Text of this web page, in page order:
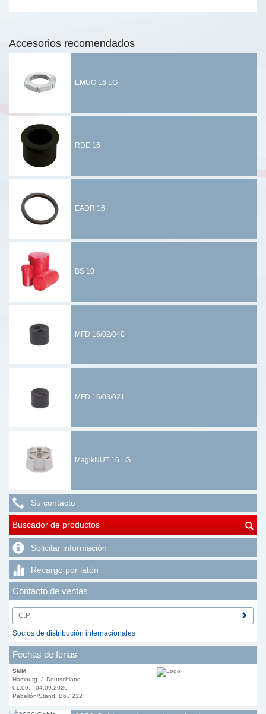
Accesorios recomendados
EMUG 16 LG
RDE 16
EADR 16
BS 10
MFD 16/02/040
MFD 16/03/021
MagikNUT 16 LG
Su contacto
Buscador de productos
Solicitar información
Recargo por latón
Contacto de ventas
Socios de distribución internacionales
Fechas de ferias
SMM
Hamburg / Deutschland
01.09. - 04.09.2026
Pabellón/Stand: B6 / 212